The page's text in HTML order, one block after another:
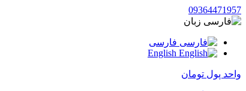
09364471957
زبان
فارسی
واحد پول تومان